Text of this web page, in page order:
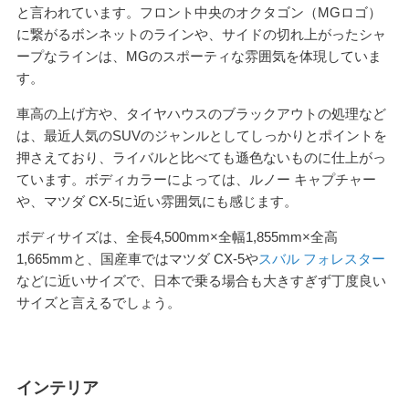
と言われています。フロント中央のオクタゴン（MGロゴ）
に繋がるボンネットのラインや、サイドの切れ上がったシャ
ープなラインは、MGのスポーティな雰囲気を体現していま
す。
車高の上げ方や、タイヤハウスのブラックアウトの処理など
は、最近人気のSUVのジャンルとしてしっかりとポイントを
押さえており、ライバルと比べても遜色ないものに仕上がっ
ています。ボディカラーによっては、ルノー キャプチャー
や、マツダ CX-5に近い雰囲気にも感じます。
ボディサイズは、全長4,500mm×全幅1,855mm×全高
1,665mmと、国産車ではマツダ CX-5やスバル フォレスター
などに近いサイズで、日本で乗る場合も大きすぎず丁度良い
サイズと言えるでしょう。
インテリア